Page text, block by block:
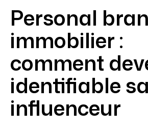
Personal
immobilier :
comment
identifiable
influenceur